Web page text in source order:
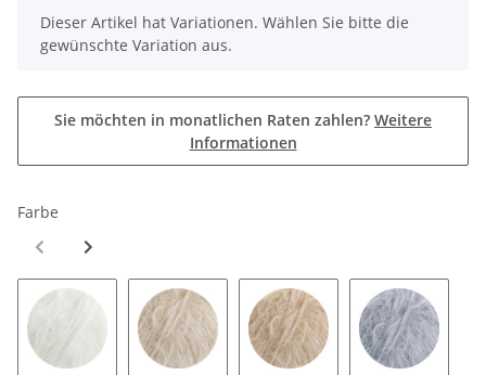
x
Dieser Artikel hat Variationen. Wählen Sie bitte die
gewünschte Variation aus.
Sie möchten in monatlichen Raten zahlen? Weitere
Informationen
Farbe